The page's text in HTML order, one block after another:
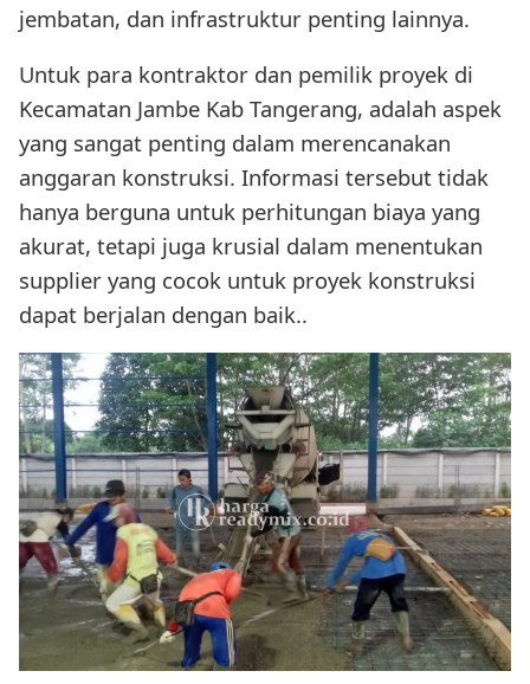
jembatan, dan infrastruktur penting lainnya.
Untuk para kontraktor dan pemilik proyek di
Kecamatan Jambe Kab Tangerang, adalah aspek
yang sangat penting dalam merencanakan
anggaran konstruksi. Informasi tersebut tidak
hanya berguna untuk perhitungan biaya yang
akurat, tetapi juga krusial dalam menentukan
supplier yang cocok untuk proyek konstruksi
dapat berjalan dengan baik..